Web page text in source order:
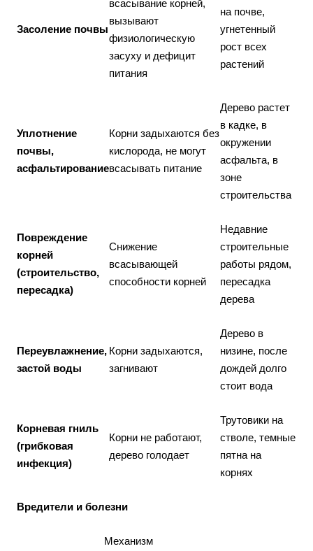
Засоление почвы
всасывание корней,
вызывают
физиологическую
засуху и дефицит
питания
на почве,
угнетенный
рост всех
растений
Уплотнение
почвы,
асфальтирование
Корни задыхаются без
кислорода, не могут
всасывать питание
Дерево растет
в кадке, в
окружении
асфальта, в
зоне
строительства
Повреждение
корней
(строительство,
пересадка)
Снижение
всасывающей
способности корней
Недавние
строительные
работы рядом,
пересадка
дерева
Переувлажнение,
застой воды
Корни задыхаются,
загнивают
Дерево в
низине, после
дождей долго
стоит вода
Корневая гниль
(грибковая
инфекция)
Корни не работают,
дерево голодает
Трутовики на
стволе, темные
пятна на
корнях
Вредители и болезни
Механизм